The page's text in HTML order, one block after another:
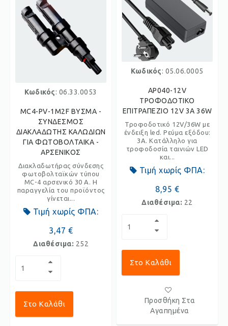
Κωδικός: 06.33.0053
MC4-PV-1M2F ΒΥΣΜΑ -
ΣΥΝΔΕΣΜΟΣ
ΔΙΑΚΛΑΔΩΤΗΣ ΚΑΛΩΔΙΩΝ
ΓΙΑ ΦΩΤΟΒΟΛΤΑΙΚΑ -
ΑΡΣΕΝΙΚΟΣ
Διακλαδωτήρας σύνδεσης
φωτοβολταϊκών τύπου
MC-4 αρσενικό 30 A. Η
παραγγελία του προϊόντος
γίνεται...
Τιμή χωρίς ΦΠΑ:
3,47 €
Διαθέσιμα: 252
Στο Καλάθι
Κωδικός: 05.06.0005
AP040-12V
ΤΡΟΦΟΔΟΤΙΚΟ
ΕΠΙΤΡΑΠΕΖΙΟ 12V 3A 36W
Τροφοδοτικό 12V/36W με
ένδειξη led. Ρεύμα εξόδου:
3A. Κατάλληλο για
τροφοδοσία ταινιών LED
και...
Τιμή χωρίς ΦΠΑ:
8,95 €
Διαθέσιμα: 22
Στο Καλάθι
Προσθήκη Στα
Αγαπημένα